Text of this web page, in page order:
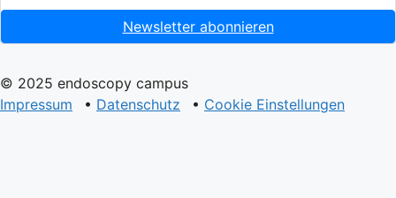
Newsletter abonnieren
© 2025 endoscopy campus
Impressum
• Datenschutz • Cookie Einstellungen